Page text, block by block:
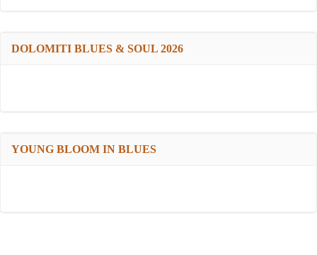
DOLOMITI BLUES & SOUL 2026
YOUNG BLOOM IN BLUES